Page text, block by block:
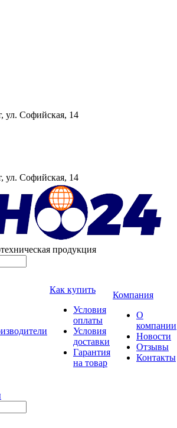
ул. Софийская, 14
ул. Софийская, 14
продукция
Как купить
Условия
оплаты
Условия
доставки
Гарантия
на товар
Компания
О
компании
Новости
Отзывы
Контакты